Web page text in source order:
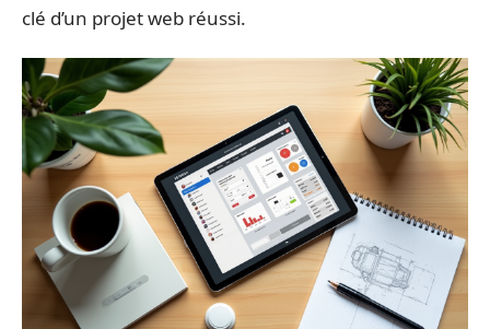
clé d’un projet web réussi.